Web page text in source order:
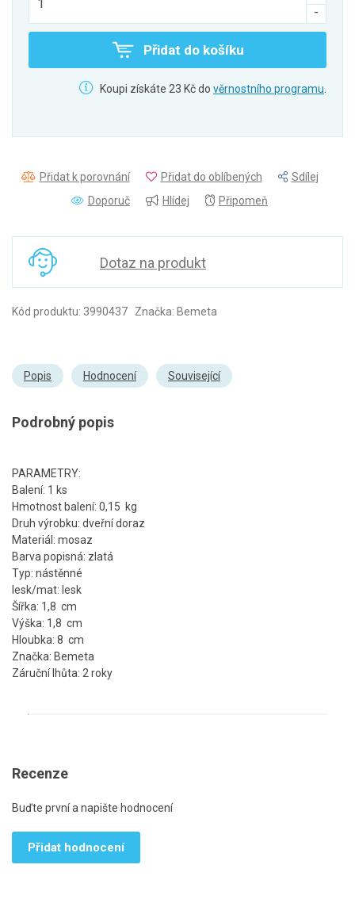
Přidat do košíku
Koupi získáte 23 Kč do věrnostního programu
Přidat k porovnání Přidat do oblíbených
Sdílej
Doporuč
Hlídej Připomeň
Dotaz na produkt
Kód produktu: 3990437 Značka: Bemeta
Popis Hodnocení Související
Podrobný popis
PARAMETRY:
Balení: 1 ks
Hmotnost balení: 0,15 kg
Druh výrobku: dveřní doraz
Materiál: mosaz
Barva popisná: zlatá
Typ: nástěnné
lesk/mat: lesk
Šířka: 1,8 cm
Výška: 1,8 cm
Hloubka: 8 cm
Značka: Bemeta
Záruční lhůta: 2 roky
Recenze
Buďte první a napište hodnocení
Přidat hodnocení